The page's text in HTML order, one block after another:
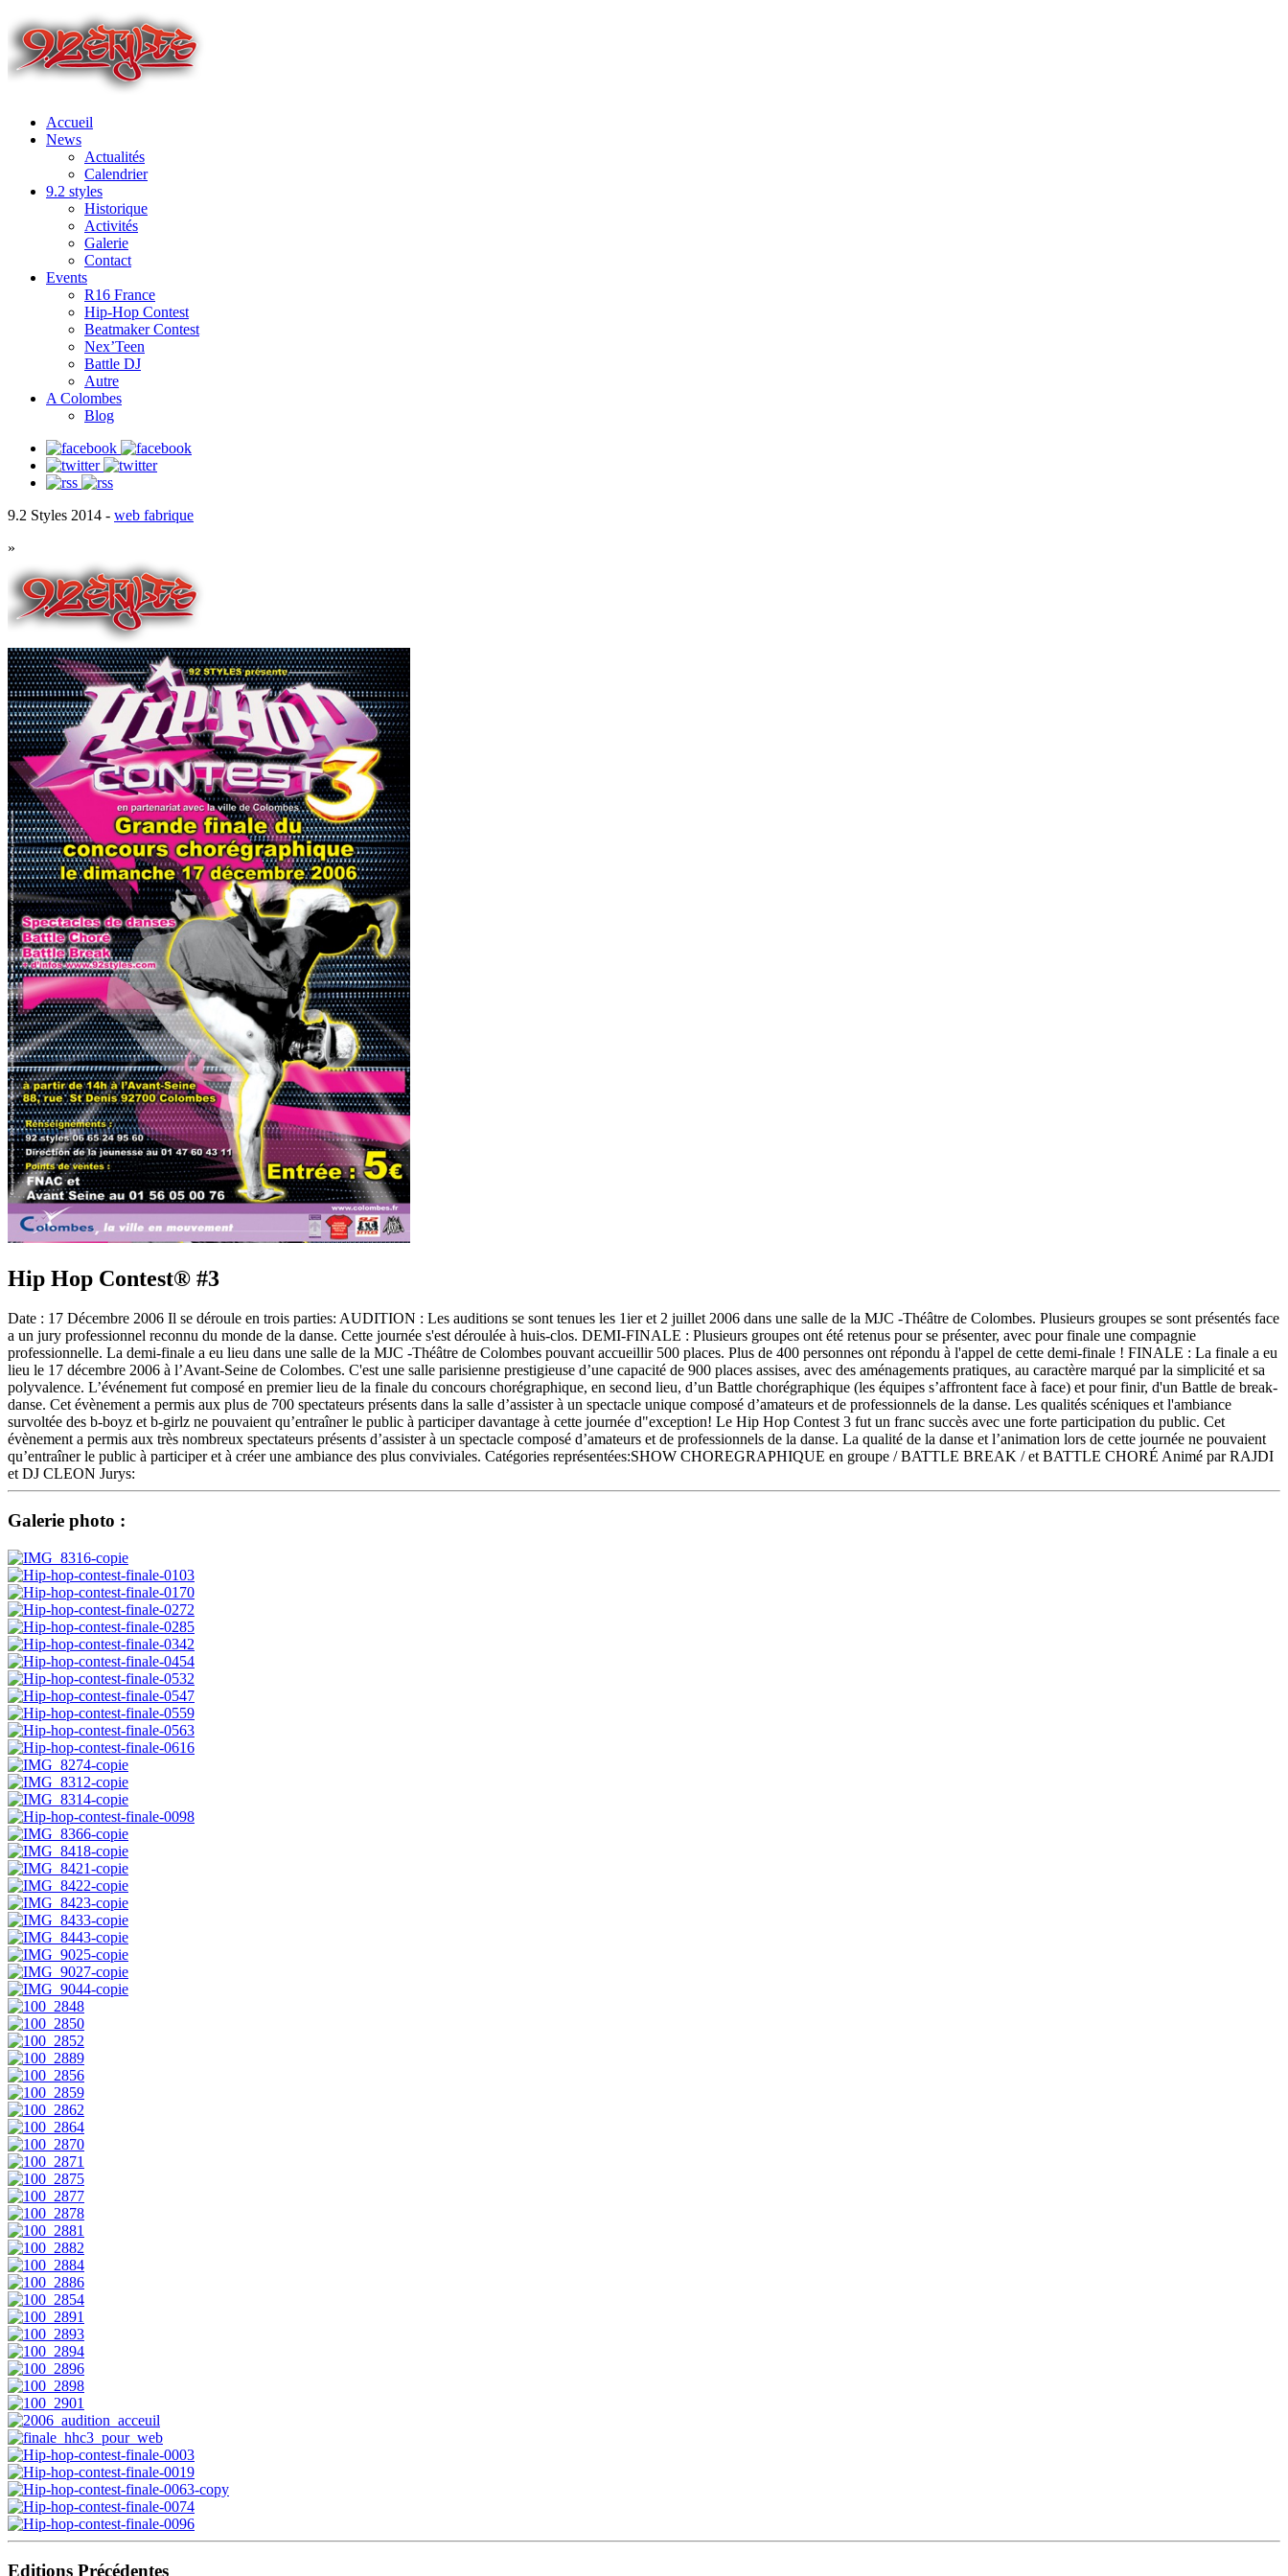
Accueil
News
Actualités
Calendrier
9.2 styles
Historique
Activités
Galerie
Contact
Events
R16 France
Hip-Hop Contest
Beatmaker Contest
Nex’Teen
Battle DJ
Autre
A Colombes
Blog
9.2 Styles 2014 - web fabrique
»
Hip Hop Contest® #3
Date : 17 Décembre 2006 Il se déroule en trois parties: AUDITION : Les auditions se sont tenues les 1ier et 2 juillet 2006 dans une salle de la MJC -Théâtre de Colombes. Plusieurs groupes se sont présentés face
a un jury professionnel reconnu du monde de la danse. Cette journée s'est déroulée à huis-clos. DEMI-FINALE : Plusieurs groupes ont été retenus pour se présenter, avec pour finale une compagnie
professionnelle. La demi-finale a eu lieu dans une salle de la MJC -Théâtre de Colombes pouvant accueillir 500 places. Plus de 400 personnes ont répondu à l'appel de cette demi-finale ! FINALE : La finale a eu
lieu le 17 décembre 2006 à l’Avant-Seine de Colombes. C'est une salle parisienne prestigieuse d’une capacité de 900 places assises, avec des aménagements pratiques, au caractère marqué par la simplicité et sa
polyvalence. L’événement fut composé en premier lieu de la finale du concours chorégraphique, en second lieu, d’un Battle chorégraphique (les équipes s’affrontent face à face) et pour finir, d'un Battle de break-
danse. Cet évènement a permis aux plus de 700 spectateurs présents dans la salle d’assister à un spectacle unique composé d’amateurs et de professionnels de la danse. Les qualités scéniques et l'ambiance
survoltée des b-boyz et b-girlz ne pouvaient qu’entraîner le public à participer davantage à cette journée d"exception! Le Hip Hop Contest 3 fut un franc succès avec une forte participation du public. Cet
évènement a permis aux très nombreux spectateurs présents d’assister à un spectacle composé d’amateurs et de professionnels de la danse. La qualité de la danse et l’animation lors de cette journée ne pouvaient
qu’entraîner le public à participer et à créer une ambiance des plus conviviales. Catégories représentées:SHOW CHOREGRAPHIQUE en groupe / BATTLE BREAK / et BATTLE CHORÉ Animé par RAJDI
et DJ CLEON Jurys:
Galerie photo :
Editions Précédentes